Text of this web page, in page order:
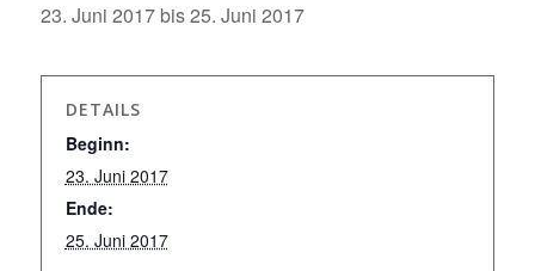
23. Juni 2017bis25. Juni 2017
DETAILS
Beginn:
23. Juni 2017
Ende:
25. Juni 2017